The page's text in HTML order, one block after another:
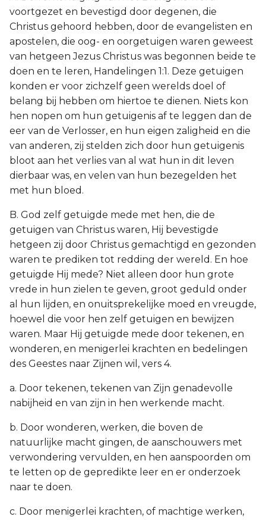
voortgezet en bevestigd door degenen, die
Christus gehoord hebben, door de evangelisten en
apostelen, die oog- en oorgetuigen waren geweest
van hetgeen Jezus Christus was begonnen beide te
doen en te leren, Handelingen 1:1. Deze getuigen
konden er voor zichzelf geen werelds doel of
belang bij hebben om hiertoe te dienen. Niets kon
hen nopen om hun getuigenis af te leggen dan de
eer van de Verlosser, en hun eigen zaligheid en die
van anderen, zij stelden zich door hun getuigenis
bloot aan het verlies van al wat hun in dit leven
dierbaar was, en velen van hun bezegelden het
met hun bloed.
B. God zelf getuigde mede met hen, die de
getuigen van Christus waren, Hij bevestigde
hetgeen zij door Christus gemachtigd en gezonden
waren te prediken tot redding der wereld. En hoe
getuigde Hij mede? Niet alleen door hun grote
vrede in hun zielen te geven, groot geduld onder
al hun lijden, en onuitsprekelijke moed en vreugde,
hoewel die voor hen zelf getuigen en bewijzen
waren. Maar Hij getuigde mede door tekenen, en
wonderen, en menigerlei krachten en bedelingen
des Geestes naar Zijnen wil, vers 4.
a. Door tekenen, tekenen van Zijn genadevolle
nabijheid en van zijn in hen werkende macht.
b. Door wonderen, werken, die boven de
natuurlijke macht gingen, de aanschouwers met
verwondering vervulden, en hen aanspoorden om
te letten op de gepredikte leer en er onderzoek
naar te doen.
c. Door menigerlei krachten, of machtige werken,